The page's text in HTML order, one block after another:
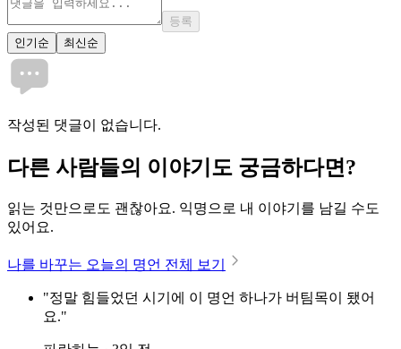
등록
인기순
최신순
작성된 댓글이 없습니다.
다른 사람들의 이야기도 궁금하다면?
읽는 것만으로도 괜찮아요. 익명으로 내 이야기를 남길 수도
있어요.
나를 바꾸는 오늘의 명언 전체 보기
"정말 힘들었던 시기에 이 명언 하나가 버팀목이 됐어
요."